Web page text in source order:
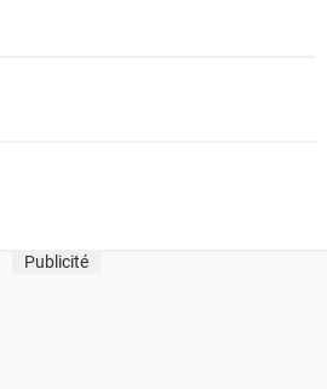
Publicité